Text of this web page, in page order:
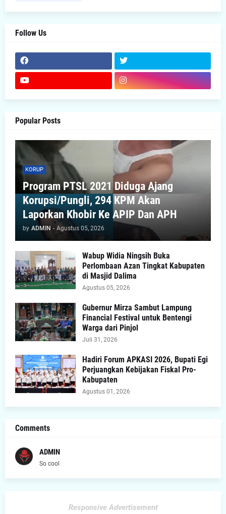
Follow Us
Popular Posts
KORUP
Program PTSL 2021 Diduga Ajang
Korupsi/Pungli, 294 KPM Akan
Laporkan Khobir Ke APIP Dan APH
by ADMIN - Agustus 05, 2026
Wabup Widia Ningsih Buka
Perlombaan Azan Tingkat Kabupaten
di Masjid Dalima
Agustus 05, 2026
Gubernur Mirza Sambut Lampung
Financial Festival untuk Bentengi
Warga dari Pinjol
Juli 31, 2026
Hadiri Forum APKASI 2026, Bupati Egi
Perjuangkan Kebijakan Fiskal Pro-
Kabupaten
Agustus 01, 2026
Comments
ADMIN
So cool
Responsive Advertisement